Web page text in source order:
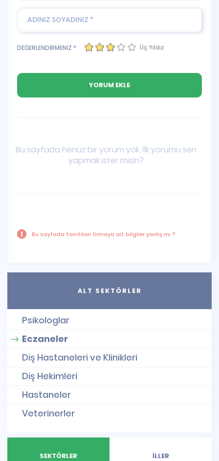
DEĞERLENDİRMENİZ * Üç Yıldız
Bu sayfada henüz bir yorum yok. İlk yorumu sen
yapmak ister misin?
Bu sayfada tanıtılan firmaya ait bilgiler yanlış mı ?
ALT SEKTÖRLER
Psikologlar
Eczaneler
Diş Hastaneleri ve Klinikleri
Diş Hekimleri
Hastaneler
Veterinerler
SEKTÖRLER İLLER